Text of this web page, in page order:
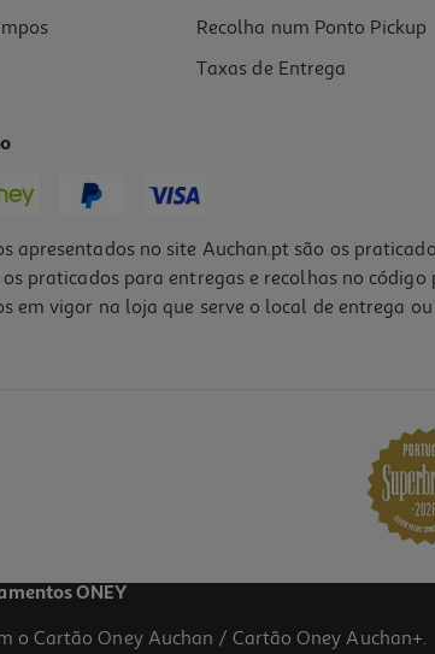
Recolha num Ponto Pickup
Taxas de Entrega
apresentados no site Auchan.pt são os
praticados para entregas e recolhas no
em vigor na loja que serve o local de entrega
ONEY
o Cartão Oney Auchan / Cartão Oney Auchan+.